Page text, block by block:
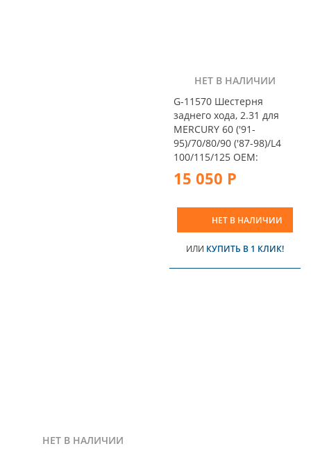
НЕТ В НАЛИЧИИ
G-11570 Шестерня
заднего хода, 2.31 для
MERCURY 60 ('91-
95)/70/80/90 ('87-98)/L4
100/115/125 OEM:
15 050 Р
НЕТ В НАЛИЧИИ
ИЛИ КУПИТЬ В 1 КЛИК!
НЕТ В НАЛИЧИИ